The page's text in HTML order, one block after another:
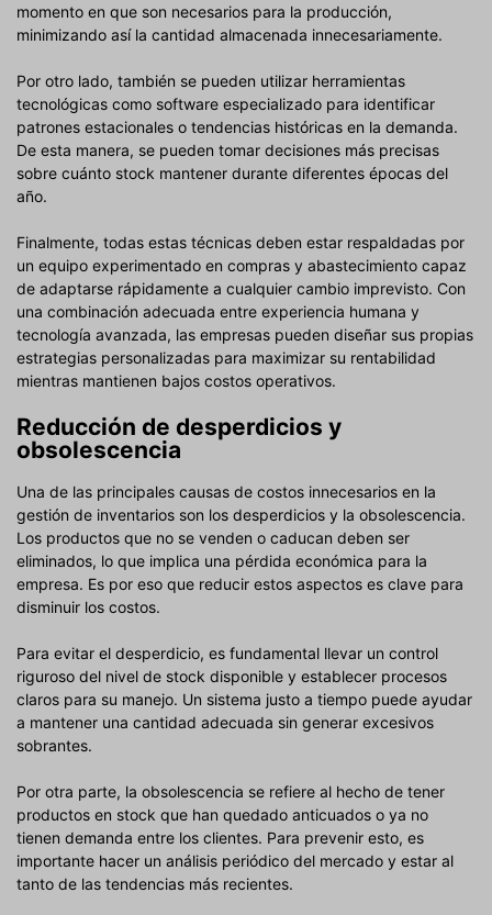
momento en que son necesarios para la producción,
minimizando así la cantidad almacenada innecesariamente.
Por otro lado, también se pueden utilizar herramientas
tecnológicas como software especializado para identificar
patrones estacionales o tendencias históricas en la demanda.
De esta manera, se pueden tomar decisiones más precisas
sobre cuánto stock mantener durante diferentes épocas del
año.
Finalmente, todas estas técnicas deben estar respaldadas por
un equipo experimentado en compras y abastecimiento capaz
de adaptarse rápidamente a cualquier cambio imprevisto. Con
una combinación adecuada entre experiencia humana y
tecnología avanzada, las empresas pueden diseñar sus propias
estrategias personalizadas para maximizar su rentabilidad
mientras mantienen bajos costos operativos.
Reducción de desperdicios y
obsolescencia
Una de las principales causas de costos innecesarios en la
gestión de inventarios son los desperdicios y la obsolescencia.
Los productos que no se venden o caducan deben ser
eliminados, lo que implica una pérdida económica para la
empresa. Es por eso que reducir estos aspectos es clave para
disminuir los costos.
Para evitar el desperdicio, es fundamental llevar un control
riguroso del nivel de stock disponible y establecer procesos
claros para su manejo. Un sistema justo a tiempo puede ayudar
a mantener una cantidad adecuada sin generar excesivos
sobrantes.
Por otra parte, la obsolescencia se refiere al hecho de tener
productos en stock que han quedado anticuados o ya no
tienen demanda entre los clientes. Para prevenir esto, es
importante hacer un análisis periódico del mercado y estar al
tanto de las tendencias más recientes.